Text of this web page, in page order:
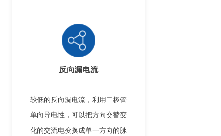
反向漏电流
较低的反向漏电流，利用二极管
单向导电性，可以把方向交替变
化的交流电变换成单一方向的脉